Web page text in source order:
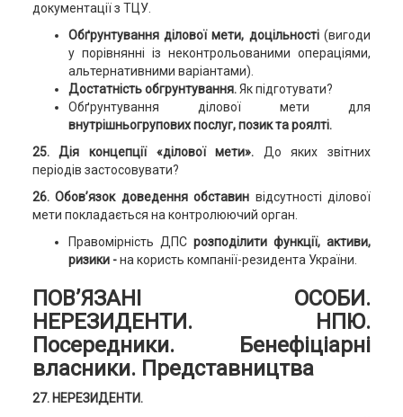
документації з ТЦУ.
Обґрунтування ділової мети, доцільності(вигоди
у порівнянні із неконтрольованими операціями,
альтернативними варіантами).
Достатність обгрунтування.Як підготувати?
Обґрунтування ділової мети для
внутрішньогрупових послуг, позик та роялті.
25. Дія концепції «ділової мети». До яких звітних
періодів застосовувати?
26. Обов’язок доведення обставин відсутності ділової
мети покладається на контролюючий орган.
Правомірність ДПС розподілити функції, активи,
ризики -на користь компанії-резидента України.
ПОВ’ЯЗАНІ ОСОБИ.
НЕРЕЗИДЕНТИ. НПЮ.
Поcередники. Бенефіціарні
власники. Представництва
27. НЕРЕЗИДЕНТИ.